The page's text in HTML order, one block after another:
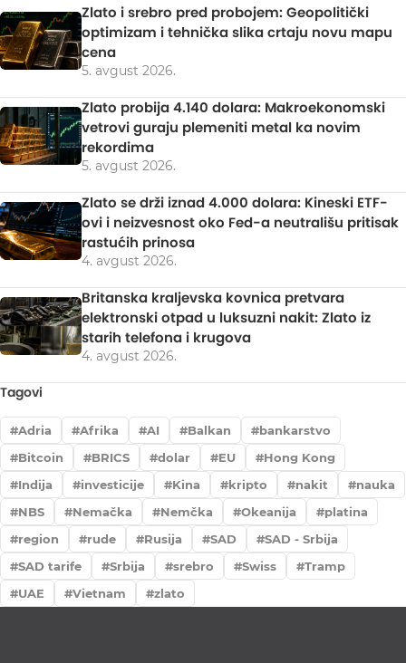
Zlato i srebro pred probojem: Geopolitički
optimizam i tehnička slika crtaju novu mapu
cena
5. avgust 2026.
Zlato probija 4.140 dolara: Makroekonomski
vetrovi guraju plemeniti metal ka novim
rekordima
5. avgust 2026.
Zlato se drži iznad 4.000 dolara: Kineski ETF-
ovi i neizvesnost oko Fed-a neutrališu pritisak
rastućih prinosa
4. avgust 2026.
Britanska kraljevska kovnica pretvara
elektronski otpad u luksuzni nakit: Zlato iz
starih telefona i krugova
4. avgust 2026.
Tagovi
Adria Afrika AI Balkan
bankarstvo
Bitcoin
BRICS dolar EU
Hong Kong
Indija
investicije Kina kripto nakit
nauka
NBS
Nemačka Nemčka Okeanija
platina
region
rude Rusija SAD
SAD - Srbija
SAD tarife
Srbija srebro Swiss
Tramp
UAE
Vietnam zlato